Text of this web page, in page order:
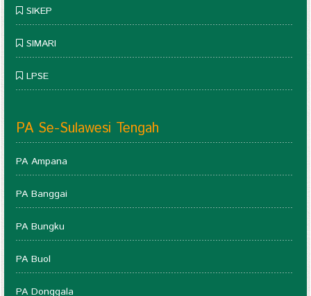
SIKEP
SIMARI
LPSE
PA Se-Sulawesi Tengah
PA Ampana
PA Banggai
PA Bungku
PA Buol
PA Donggala